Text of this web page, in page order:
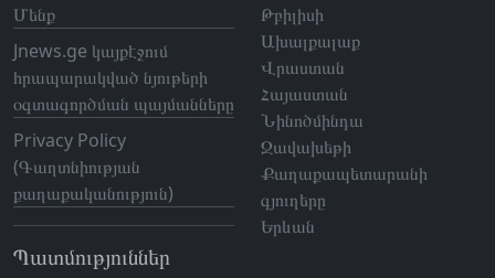
Մենք
Jnews.ge կայքէջում
հրապարակված նյութերի
օգտագործման պայմանները
Privacy Policy
(Գաղտնիության
քաղաքականություն)
Պատմություններ
Թբիլիսի
Ախալքալաք
Վրաստան
Հայաստան
Նինոծմինդա
Ջավախեթի
Քաղաքապետարանի
գյուղերը
Երևան